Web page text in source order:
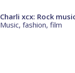
Charli xcx: Rock
Music, fashion, film